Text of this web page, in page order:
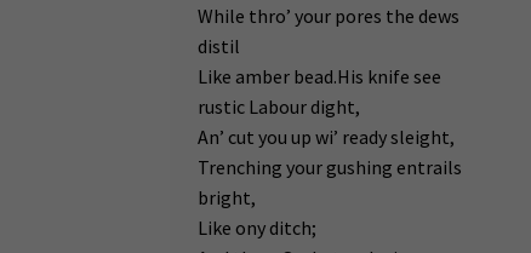
While thro’ your pores the dews
distil
Like amber bead.His knife see
rustic Labour dight,
An’ cut you up wi’ ready sleight,
Trenching your gushing entrails
bright,
Like ony ditch;